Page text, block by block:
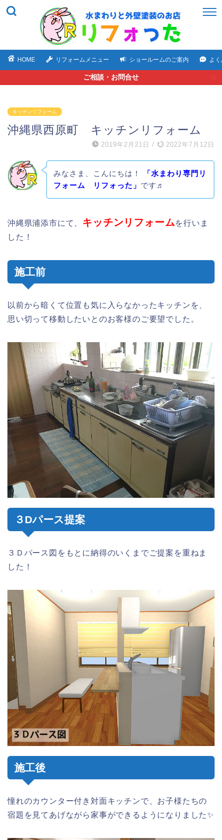
HOME リフォームメニュー ショールームのご案内 よ
ご相談・お問合せ
キッチンリフォーム
沖縄県西原町 キッチンリフォーム
2019年2月21日 / 2022年7月12日
みなさま、こんにちは！
「水まわり専門リ
フォーム リフォった」 です♬
沖縄県浦添市にて、 キッチンリフォームを行いま
した！
施工前
以前から暗くて位置も気に入らなかったキッチンを、
思い切って移動したいとのお客様のご要望でした。
３Dパース提案
３Ｄパース図をもとに納得のいくまでご提案を重ねま
した！
施工後
憧れのカウンター付き対面キッチンで、お子様たちの
宿題を見てあげながら家事ができるようになりました✨